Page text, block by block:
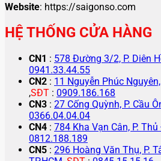
Website: https://saigonso.com
HỆ THỐNG CỬA HÀNG
CN1 : 578 Đường 3/2, P. Diên
0941.33.44.55
CN2 : 11 Nguyễn Phúc
,SĐT : 0909.186.168
CN3 : 27 Cống Quỳnh, P. Cầu
0366.04.04.04
CN4 : 784 Kha Vạn Cân, P. Thủ
0812.188.189
CN5 : 296 Hoàng Văn Thụ, P.